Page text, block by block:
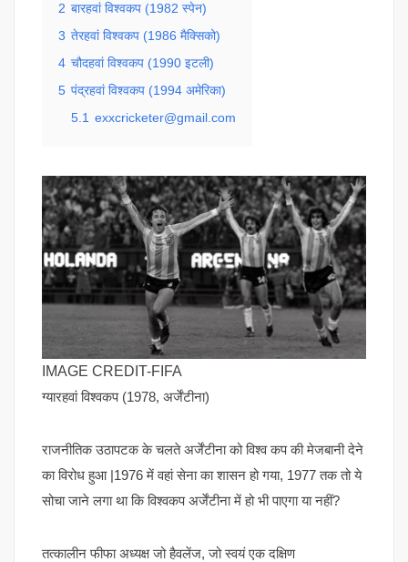
2 बारहवां विश्वकप (1982 स्पेन)
3 तेरहवां विश्वकप (1986 मैक्सिको)
4 चौदहवां विश्वकप (1990 इटली)
5 पंद्रहवां विश्वकप (1994 अमेरिका)
5.1 exxcricketer@gmail.com
IMAGE CREDIT-FIFA
ग्यारहवां विश्वकप (1978, अर्जेंटीना)
राजनीतिक उठापटक के चलते अर्जेंटीना को विश्व कप की मेजबानी देने
का विरोध हुआ |1976 में वहां सेना का शासन हो गया, 1977 तक तो ये
सोचा जाने लगा था कि विश्वकप अर्जेंटीना में हो भी पाएगा या नहीं?
तत्कालीन फीफा अध्यक्ष जो हैवलेंज, जो स्वयं एक दक्षिण